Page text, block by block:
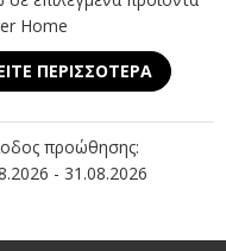
Home
ΠΕΡΙΣΣΟΤΕΡΑ
προώθησης:
- 31.08.2026